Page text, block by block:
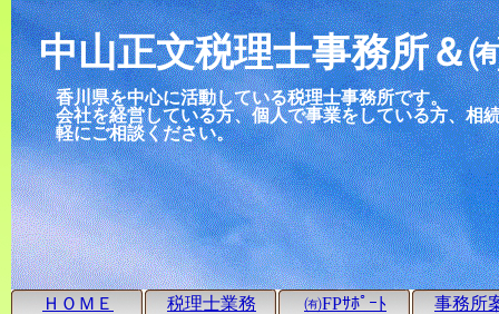
中山正文税理士事務所＆
香川県を中心に活動している税理士事務所です。
会社を経営している方、個人で事業をしている方、相
軽にご相談ください。
ＨＯＭＥ 税理士業務 ㈲FPｻﾎﾟｰﾄ 事務所